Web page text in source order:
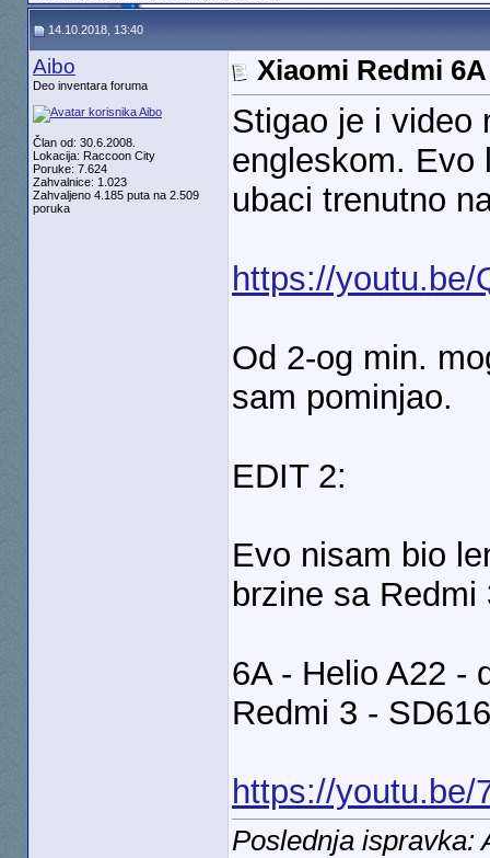
14.10.2018, 13:40
Aibo
Deo inventara foruma
Član od: 30.6.2008.
Lokacija: Raccoon City
Poruke: 7.624
Zahvalnice: 1.023
Zahvaljeno 4.185 puta na 2.509
poruka
Xiaomi Redmi 6A
Stigao je i video
engleskom. Evo
ubaci trenutno
https://youtu.be/
Od 2-og min.
sam pominjao.
EDIT 2:
Evo nisam bio
brzine sa
6A - Helio A22 -
Redmi 3 -
https://youtu.be/
Poslednja ispravka: